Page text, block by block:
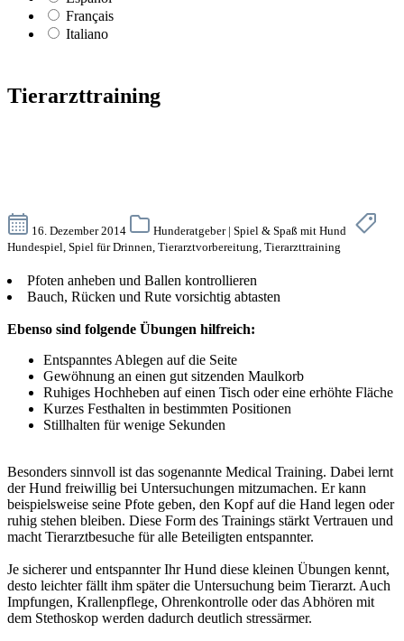
Français
Italiano
Tierarzttraining
16. Dezember 2014
Hunderatgeber | Spiel & Spaß mit Hund
Hundespiel, Spiel für Drinnen, Tierarztvorbereitung, Tierarzttraining
Pfoten anheben und Ballen kontrollieren
Bauch, Rücken und Rute vorsichtig abtasten
Ebenso sind folgende Übungen hilfreich:
Entspanntes Ablegen auf die Seite
Gewöhnung an einen gut sitzenden Maulkorb
Ruhiges Hochheben auf einen Tisch oder eine erhöhte Fläche
Kurzes Festhalten in bestimmten Positionen
Stillhalten für wenige Sekunden
Besonders sinnvoll ist das sogenannte Medical Training. Dabei lernt
der Hund freiwillig bei Untersuchungen mitzumachen. Er kann
beispielsweise seine Pfote geben, den Kopf auf die Hand legen oder
ruhig stehen bleiben. Diese Form des Trainings stärkt Vertrauen und
macht Tierarztbesuche für alle Beteiligten entspannter.
Je sicherer und entspannter Ihr Hund diese kleinen Übungen kennt,
desto leichter fällt ihm später die Untersuchung beim Tierarzt. Auch
Impfungen, Krallenpflege, Ohrenkontrolle oder das Abhören mit
dem Stethoskop werden dadurch deutlich stressärmer.